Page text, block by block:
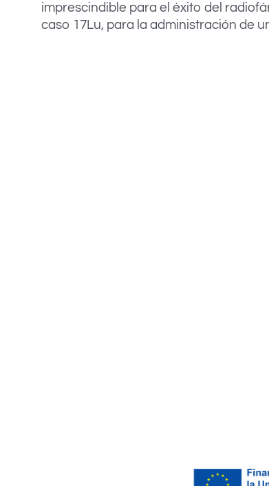
imprescindible para el éxito del
caso 17Lu, para la administración de